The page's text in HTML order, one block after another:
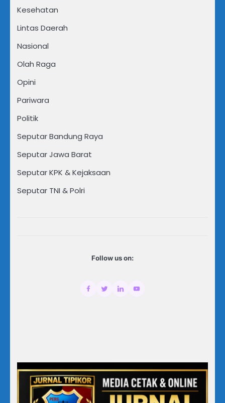
Kesehatan
Lintas Daerah
Nasional
Olah Raga
Opini
Pariwara
Politik
Seputar Bandung Raya
Seputar Jawa Barat
Seputar KPK & Kejaksaan
Seputar TNI & Polri
Follow us on: